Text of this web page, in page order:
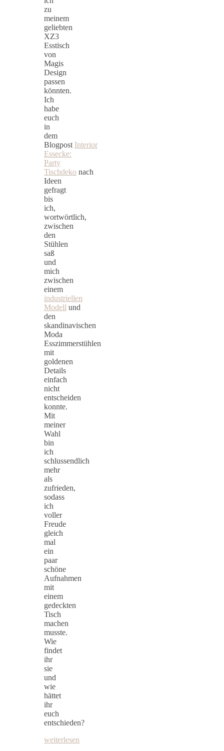
zu
meinem
geliebten
XZ3
Esstisch
von
Magis
Design
passen
könnten.
Ich
habe
euch
in
dem
Blogpost Interior
Essecke:
Party
Tischdeko nach
Ideen
gefragt
bis
ich,
wortwörtlich,
zwischen
den
Stühlen
saß
und
mich
zwischen
einem
industriellen
Modell und
den
skandinavischen
Moda
Esszimmerstühlen
mit
goldenen
Details
einfach
nicht
entscheiden
konnte.
Mit
meiner
Wahl
bin
ich
schlussendlich
mehr
als
zufrieden,
sodass
ich
voller
Freude
gleich
mal
ein
paar
schöne
Aufnahmen
mit
einem
gedeckten
Tisch
machen
musste.
Wie
findet
ihr
sie
und
wie
hättet
ihr
euch
entschieden?
weiterlesen